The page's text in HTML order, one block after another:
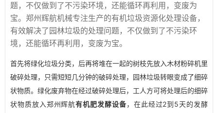
题，不仅做到了不污染环境，还能循环再利用，变废为
宝。郑州辉航机械专注生产的有机垃圾资源化处理设备，
有效解决了园林垃圾的处理问题，不仅做到了不污染环
境，还能循环再利用，变废为宝。
首先将绿化垃圾分类，后再将堆在一起的树枝先放入木材粉碎机里
破碎处理，只需短短几分钟的破碎处理，园林垃圾转眼变成了细碎
状物质。绿化废弃物在经过破碎处理后，工人方可将处理后的细碎
状物质放入郑州辉航有机肥发酵设备，在此经过2到5天的发酵